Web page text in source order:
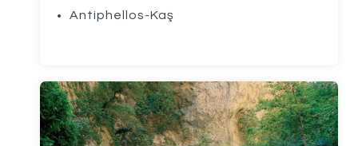
Antiphellos-Kaş